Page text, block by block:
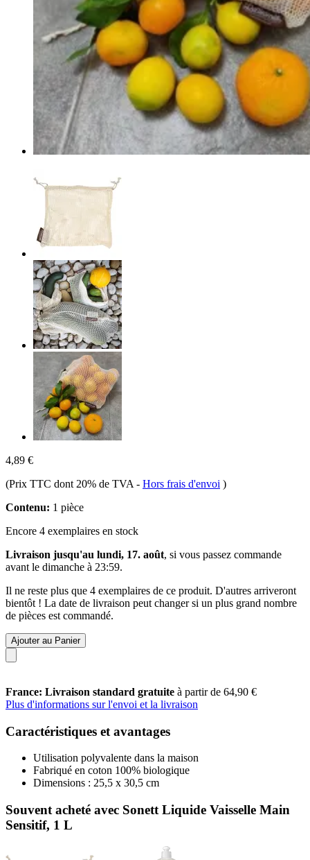
4,89 €
(Prix TTC dont 20% de TVA - Hors frais d'envoi )
Contenu: 1 pièce
Encore 4 exemplaires en stock
Livraison jusqu'au lundi, 17. août, si vous passez commande
avant le dimanche à 23:59.
Il ne reste plus que 4 exemplaires de ce produit. D'autres arriveront
bientôt ! La date de livraison peut changer si un plus grand nombre
de pièces est commandé.
Ajouter au Panier
France: Livraison standard gratuite à partir de 64,90 €
Plus d'informations sur l'envoi et la livraison
Caractéristiques et avantages
Utilisation polyvalente dans la maison
Fabriqué en coton 100% biologique
Dimensions : 25,5 x 30,5 cm
Souvent acheté avec Sonett Liquide Vaisselle Main
Sensitif, 1 L